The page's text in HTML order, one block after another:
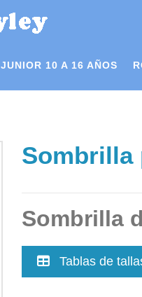
JUNIOR 10 A 16 AÑOS
Sombrilla
Sombrilla
Tablas de